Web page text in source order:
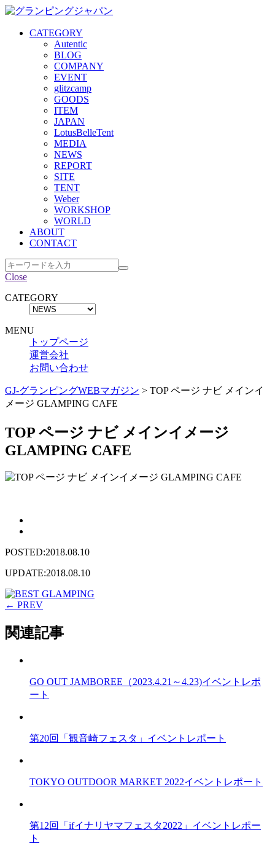
CATEGORY
Autentic
BLOG
COMPANY
EVENT
glitzcamp
GOODS
ITEM
JAPAN
LotusBelleTent
MEDIA
NEWS
REPORT
SITE
TENT
Weber
WORKSHOP
WORLD
ABOUT
CONTACT
Close
CATEGORY
MENU
トップページ
運営会社
お問い合わせ
GJ-グランピングWEBマガジン > TOP ページ ナビ メインイ
メージ GLAMPING CAFE
TOP ページ ナビ メインイメージ
GLAMPING CAFE
POSTED:2018.08.10
UPDATE:2018.08.10
← PREV
関連記事
GO OUT JAMBOREE（2023.4.21～4.23)イベントレポ
ート
第20回「観音崎フェスタ」イベントレポート
TOKYO OUTDOOR MARKET 2022イベントレポート
第12回「ifイナリヤマフェスタ2022」イベントレポー
ト